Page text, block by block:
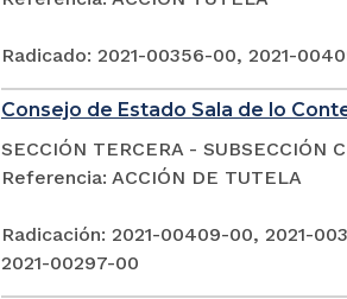
Radicado: 2021-00356-00, 2021-
Consejo de Estado Sala de lo
SECCIÓN TERCERA - SUBSECCIÓN
Referencia: ACCIÓN DE TUTELA
Radicación: 2021-00409-00, 2021-
2021-00297-00